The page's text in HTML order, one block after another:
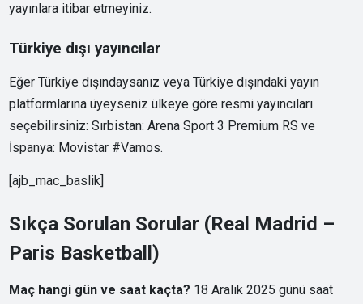
yayınlara itibar etmeyiniz.
Türkiye dışı yayıncılar
Eğer Türkiye dışındaysanız veya Türkiye dışındaki yayın
platformlarına üyeyseniz ülkeye göre resmi yayıncıları
seçebilirsiniz: Sırbistan: Arena Sport 3 Premium RS ve
İspanya: Movistar #Vamos.
[ajb_mac_baslik]
Sıkça Sorulan Sorular (Real Madrid –
Paris Basketball)
Maç hangi gün ve saat kaçta? 18 Aralık 2025 günü saat